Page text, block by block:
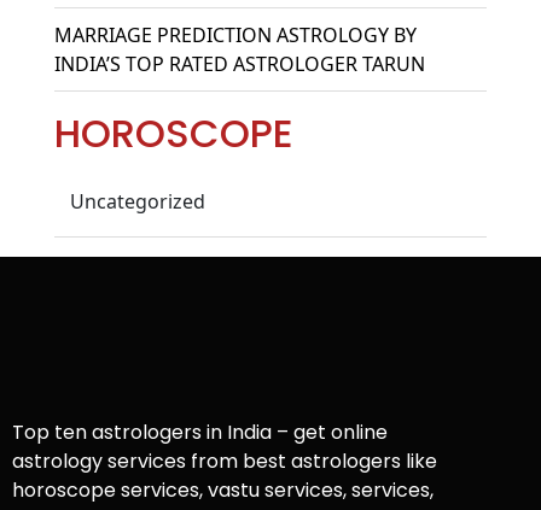
MARRIAGE PREDICTION ASTROLOGY BY
INDIA’S TOP RATED ASTROLOGER TARUN
HOROSCOPE
Uncategorized
Top ten astrologers in India – get online
astrology services from best astrologers like
horoscope services, vastu services, services,